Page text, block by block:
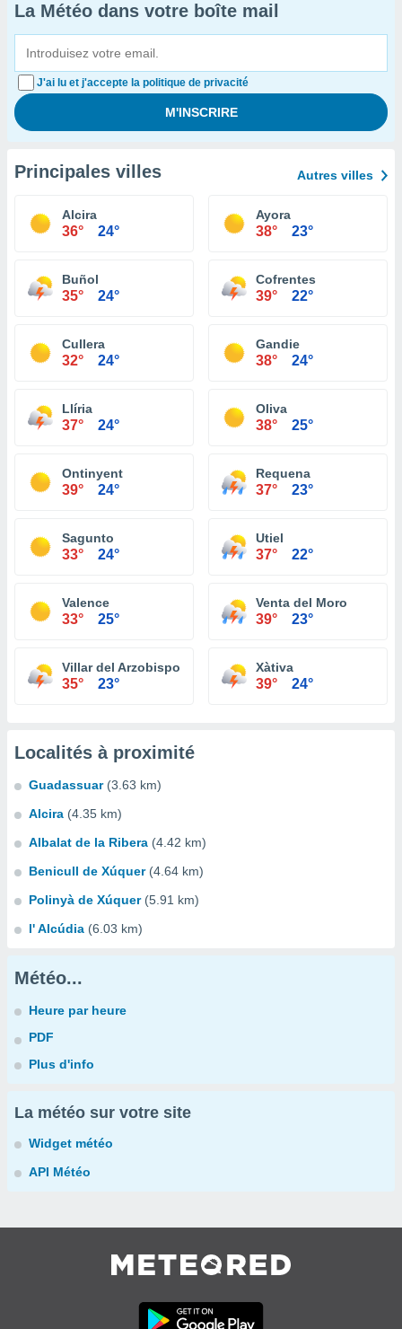
La Météo dans votre boîte mail
J'ai lu et j'accepte la politique de privacité
Principales villes Autres villes
Alcira
36° 24°
Ayora
38° 23°
Buñol
35° 24°
Cofrentes
39° 22°
Cullera
32° 24°
Gandie
38° 24°
Llíria
37° 24°
Oliva
38° 25°
Ontinyent
39° 24°
Requena
37° 23°
Sagunto
33° 24°
Utiel
37° 22°
Valence
33° 25°
Venta del Moro
39° 23°
Villar del Arzobispo
35° 23°
Xàtiva
39° 24°
Localités à proximité
Guadassuar (3.63 km)
Alcira (4.35 km)
Albalat de la Ribera (4.42 km)
Benicull de Xúquer (4.64 km)
Polinyà de Xúquer (5.91 km)
l' Alcúdia (6.03 km)
Météo...
Heure par heure
PDF
Plus d'info
La météo sur votre site
Widget météo
API Météo